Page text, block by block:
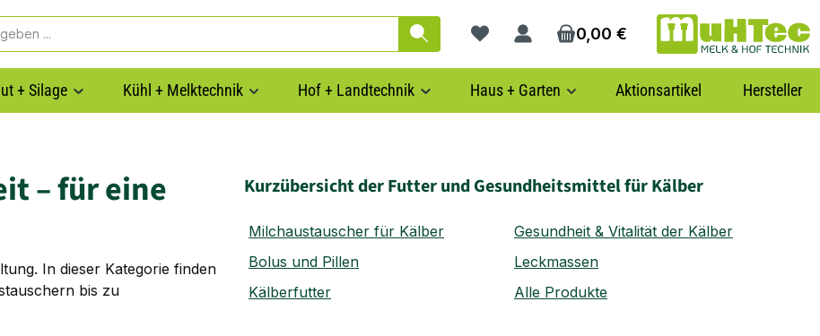
Du hast 0 Produkte auf dem Merkzettel
0,00 €
+ Silage Kühl + Melktechnik Hof + Landtechnik Haus + Garten Aktionsartikel Hersteller
– für eine
In dieser Kategorie finden
bis zu
Kurzübersicht der Futter und Gesundheitsmittel für Kälber
Milchaustauscher für Kälber
Gesundheit & Vitalität der Kälber
Bolus und Pillen
Leckmassen
Kälberfutter
Alle Produkte